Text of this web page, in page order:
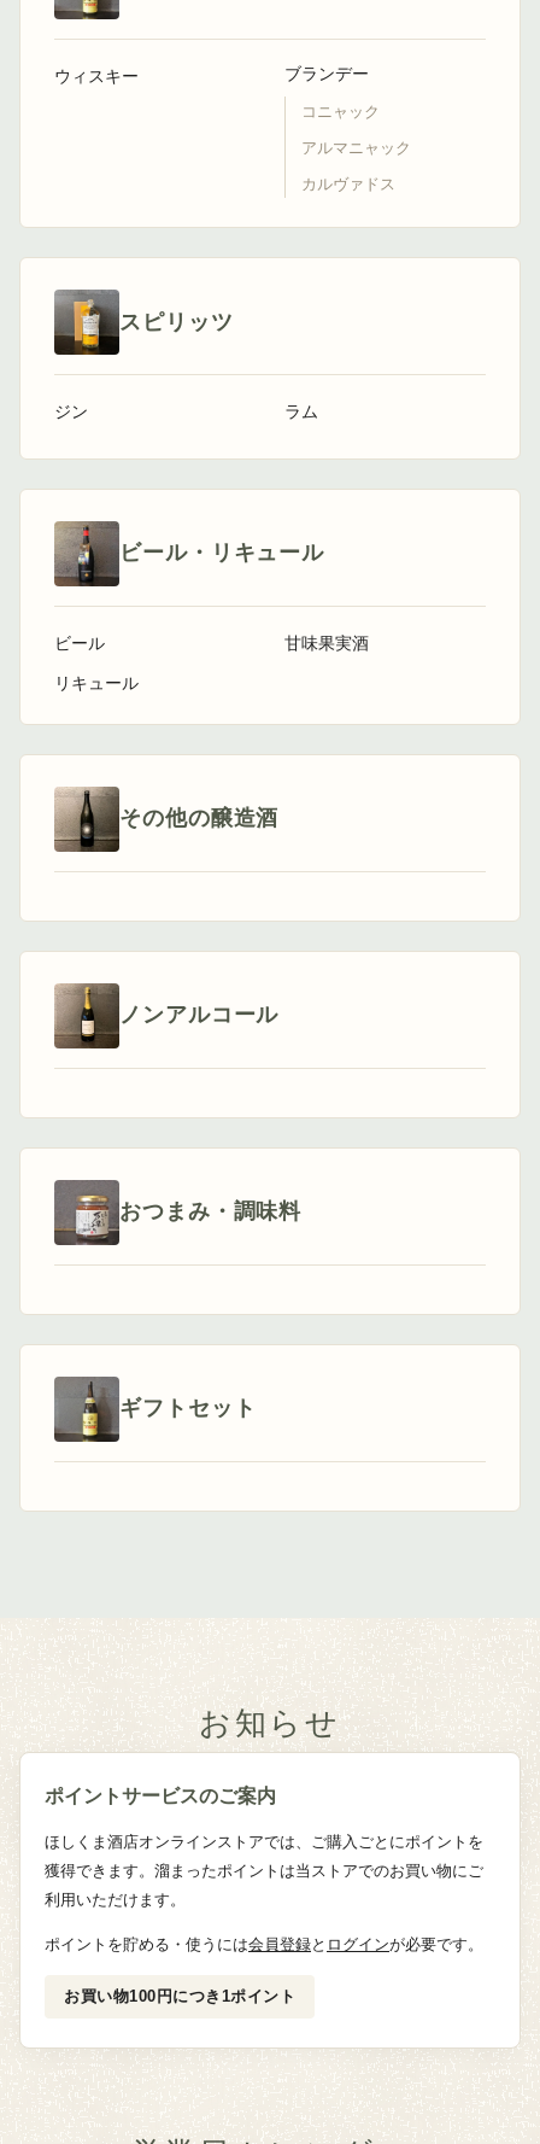
ウィスキー ブランデー
コニャック
アルマニャック
カルヴァドス
スピリッツ
ジン ラム
ビール・リキュール
ビール
リキュール
甘味果実酒
その他の醸造酒
ノンアルコール
おつまみ・調味料
ギフトセット
お知らせ
ポイントサービスのご案内
ほしくま酒店オンラインストアでは、ご購入ごとにポイントを
獲得できます。溜まったポイントは当ストアでのお買い物にご
利用いただけます。
ポイントを貯める・使うには会員登録と ログインが必要です。
お買い物100円につき1ポイント